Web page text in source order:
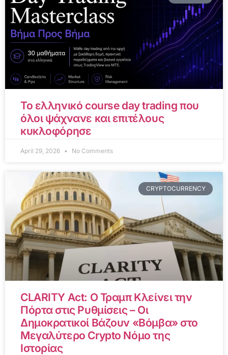
Το ελληνικό course day trading που
όλοι ψάχνανε και επιτέλους
κυκλοφόρησε
April 29, 2026 No Comments
CRYPTOCURRENCY
CLARITY Act: Ο Τραμπ Κλείνει την
Πόρτα στις Ρυθμίσεις – Οι
Δημοκρατικοί Βάζουν «Βόμβα» στο
Μεγαλύτερο Crypto Νόμο της
Ιστορίας